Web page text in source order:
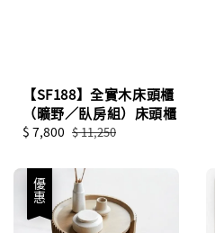
【SF188】全實木床頭櫃
（曠野／臥房組）床頭櫃
Sale
$ 7,800 Regular
$ 11,250
優惠